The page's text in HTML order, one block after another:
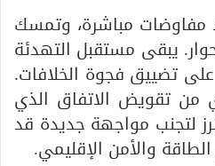
مباشرة، وتمسك
يبقى مستقبل التهدئة
تضييق فجوة الخلافات.
من تقويض الاتفاق الذي
لتجنب مواجهة جديدة قد
والأمن الإقليمي.